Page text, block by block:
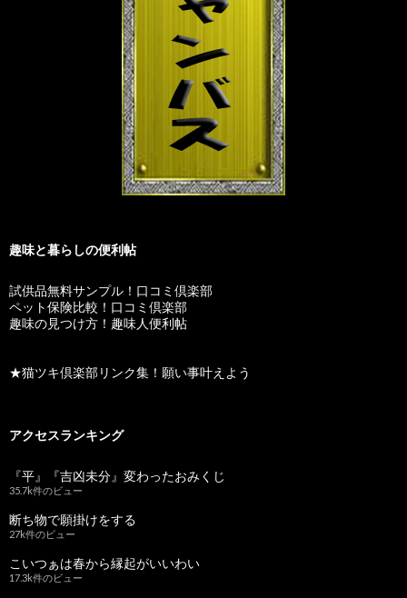
趣味と暮らしの便利帖
試供品無料サンプル！口コミ倶楽部
ペット保険比較！口コミ倶楽部
趣味の見つけ方！趣味人便利帖
★猫ツキ倶楽部リンク集！願い事叶えよう
アクセスランキング
『平』『吉凶未分』変わったおみくじ
35.7k件のビュー
断ち物で願掛けをする
27k件のビュー
こいつぁは春から縁起がいいわい
17.3k件のビュー